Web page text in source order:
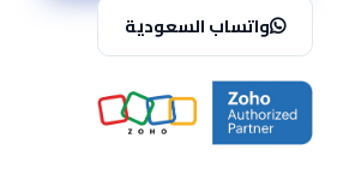
واتساب السعودية